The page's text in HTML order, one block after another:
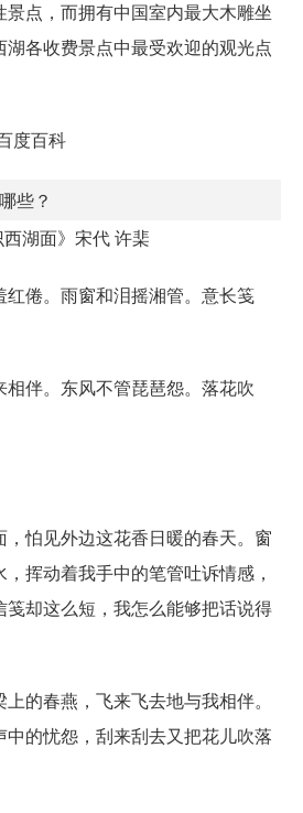
点，而拥有中国室内最大木雕坐
各收费景点中最受欢迎的观光点
度百科
些？
湖面》宋代 许棐
倦。雨窗和泪摇湘管。意长笺
伴。东风不管琵琶怨。落花吹
怕见外边这花香日暖的春天。窗
挥动着我手中的笔管吐诉情感，
却这么短，我怎么能够把话说得
的春燕，飞来飞去地与我相伴。
的忧怨，刮来刮去又把花儿吹落